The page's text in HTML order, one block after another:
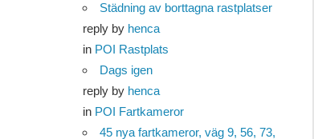
Städning av borttagna rastplatser
reply by henca
in POI Rastplats
Dags igen
reply by henca
in POI Fartkameror
45 nya fartkameror, väg 9, 56, 73,